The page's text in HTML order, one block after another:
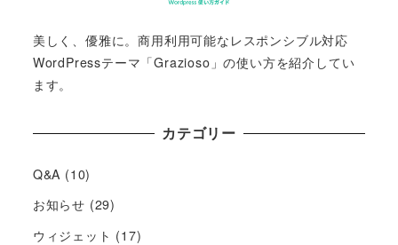
美しく、優雅に。商用利用可能なレスポンシブル対応
WordPressテーマ「Grazioso」の使い方を紹介してい
ます。
カテゴリー
Q&A (10)
お知らせ (29)
ウィジェット (17)